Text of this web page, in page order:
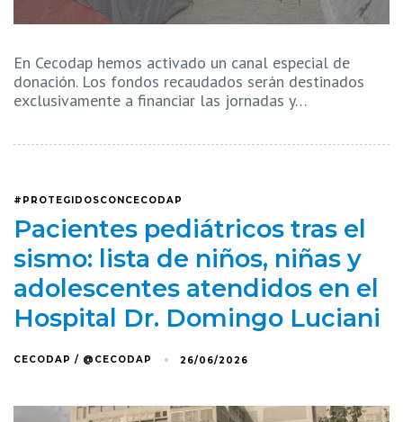
En Cecodap hemos activado un canal especial de
donación. Los fondos recaudados serán destinados
exclusivamente a financiar las jornadas y…
#PROTEGIDOSCONCECODAP
Pacientes pediátricos tras el
sismo: lista de niños, niñas y
adolescentes atendidos en el
Hospital Dr. Domingo Luciani
CECODAP / @CECODAP 26/06/2026